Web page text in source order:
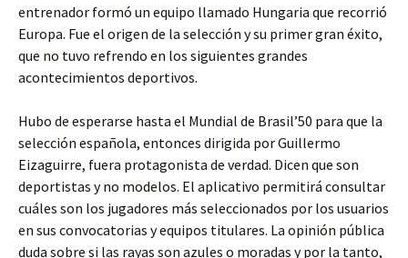
entrenador formó un equipo llamado Hungaria que recorrió
Europa. Fue el origen de la selección y su primer gran éxito,
que no tuvo refrendo en los siguientes grandes
acontecimientos deportivos.
Hubo de esperarse hasta el Mundial de Brasil’50 para que la
selección española, entonces dirigida por Guillermo
Eizaguirre, fuera protagonista de verdad. Dicen que son
deportistas y no modelos. El aplicativo permitirá consultar
cuáles son los jugadores más seleccionados por los usuarios
en sus convocatorias y equipos titulares. La opinión pública
duda sobre si las rayas son azules o moradas y por la tanto,